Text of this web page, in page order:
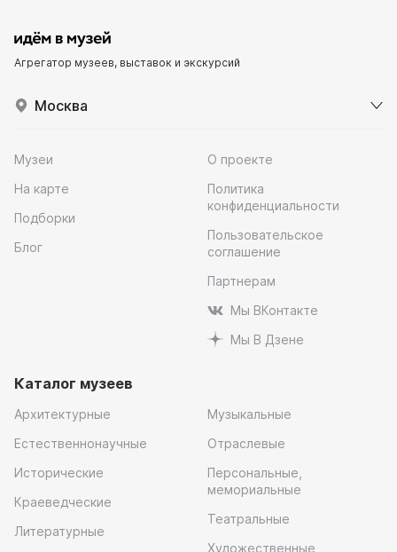
Агрегатор музеев, выставок и экскурсий
Москва
Музеи
На карте
Подборки
Блог
О проекте
Политика
конфиденциальности
Пользовательское
соглашение
Партнерам
Мы ВКонтакте
Мы В Дзене
Каталог музеев
Архитектурные
Естественнонаучные
Исторические
Краеведческие
Литературные
Музыкальные
Отраслевые
Персональные,
мемориальные
Театральные
Художественные